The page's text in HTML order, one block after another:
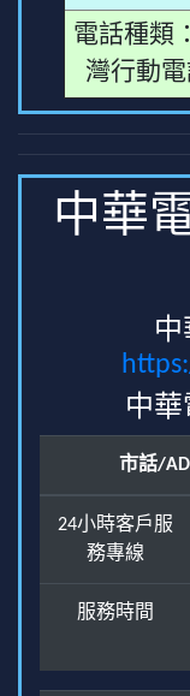
電話種類
灣行動
中華
中
市話/
24小時客戶服
務專線
服務時間